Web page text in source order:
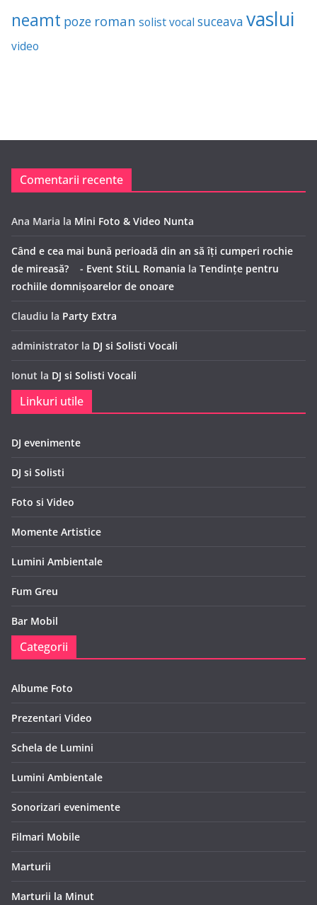
neamt poze roman solist vocal suceava vaslui
video
Comentarii recente
Ana Maria la Mini Foto & Video Nunta
Când e cea mai bună perioadă din an să îți cumperi rochie
de mireasă? - Event StiLL Romania la Tendințe pentru
rochiile domnișoarelor de onoare
Claudiu la Party Extra
administrator la DJ si Solisti Vocali
Ionut la DJ si Solisti Vocali
Linkuri utile
DJ evenimente
DJ si Solisti
Foto si Video
Momente Artistice
Lumini Ambientale
Fum Greu
Bar Mobil
Categorii
Albume Foto
Prezentari Video
Schela de Lumini
Lumini Ambientale
Sonorizari evenimente
Filmari Mobile
Marturii
Marturii la Minut